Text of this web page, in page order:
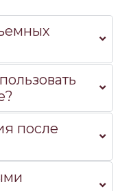
после